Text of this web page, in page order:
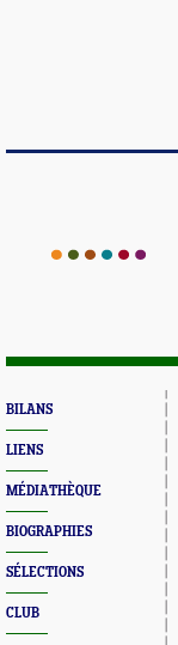
BILANS
LIENS
MÉDIATHÈQUE
BIOGRAPHIES
SÉLECTIONS
CLUB